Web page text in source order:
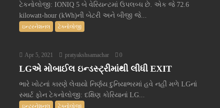
ટેકનોલોજી: IONIQ 5 બે વેરિયન્ટમાં ઉપલબ્ધ છે. એક જે 72.6
kilowatt-hour (kWh)ની બેટરી અને બીજી જે...
ઇન્ટરનેશનલ ટેક્નોલોજી
Apr 5, 2021 pratyakshsamachar 0
LGએ મોબાઈલ ઇન્ડસ્ટ્રીમાંથી લીધી EXIT
ભારે ખોટનાં કારણે લેવાયો નિર્ણય દુનિયાભરમાં હવે નહીં મળે LGનાં
સ્માર્ટ ફોન ટેકનોલોજી: દક્ષિણ કોરિયાનાં LG...
ઇન્ટરનેશનલ ટેક્નોલોજી